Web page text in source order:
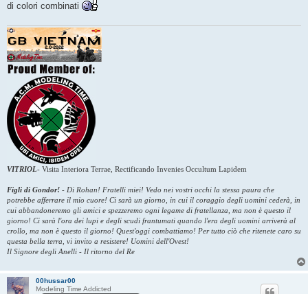
a
i
o
di colori combinati
VITRIOL- Visita Interiora Terrae, Rectificando Invenies Occultum Lapidem
Figli di Gondor! - Di Rohan! Fratelli miei! Vedo nei vostri occhi la stessa paura che
potrebbe afferrare il mio cuore! Ci sarà un giorno, in cui il coraggio degli uomini cederà, in
cui abbandoneremo gli amici e spezzeremo ogni legame di fratellanza, ma non è questo il
giorno! Ci sarà l'ora dei lupi e degli scudi frantumati quando l'era degli uomini arriverà al
crollo, ma non è questo il giorno! Quest'oggi combattiamo! Per tutto ciò che ritenete caro su
questa bella terra, vi invito a resistere! Uomini dell'Ovest!
Il Signore degli Anelli - Il ritorno del Re
00hussar00
Modeling Time Addicted